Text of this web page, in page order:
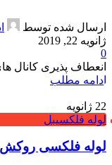
ارسال شده توسط
ژانویه 22, 2019
0
انعطاف پذیری کانال
ادامه مطلب
22 ژانویه
لوله فلکسیبل
لوله فلکسی